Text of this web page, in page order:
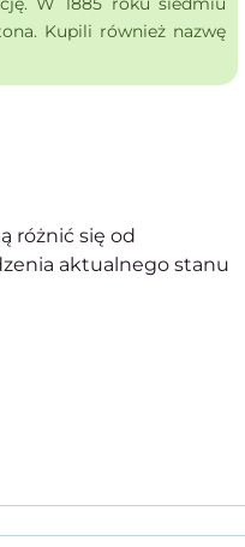
Kupili również nazwę
różnić się od
aktualnego stanu